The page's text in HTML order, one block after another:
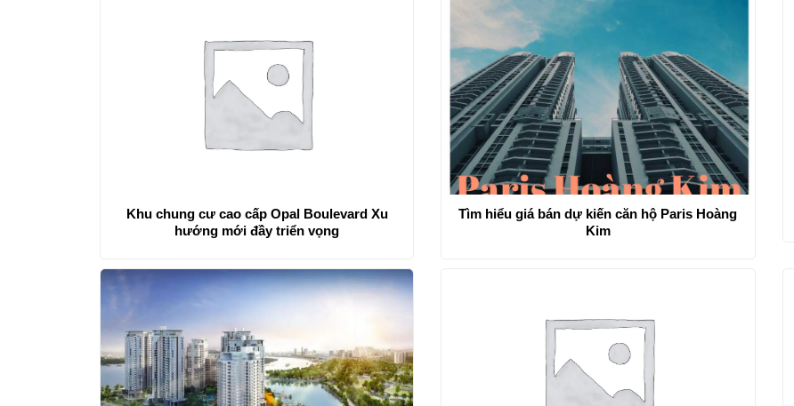
Khu chung cư cao cấp Opal Boulevard Xu
hướng mới đầy triển vọng
Tìm hiểu giá bán dự kiến căn hộ Paris Hoàng
Kim